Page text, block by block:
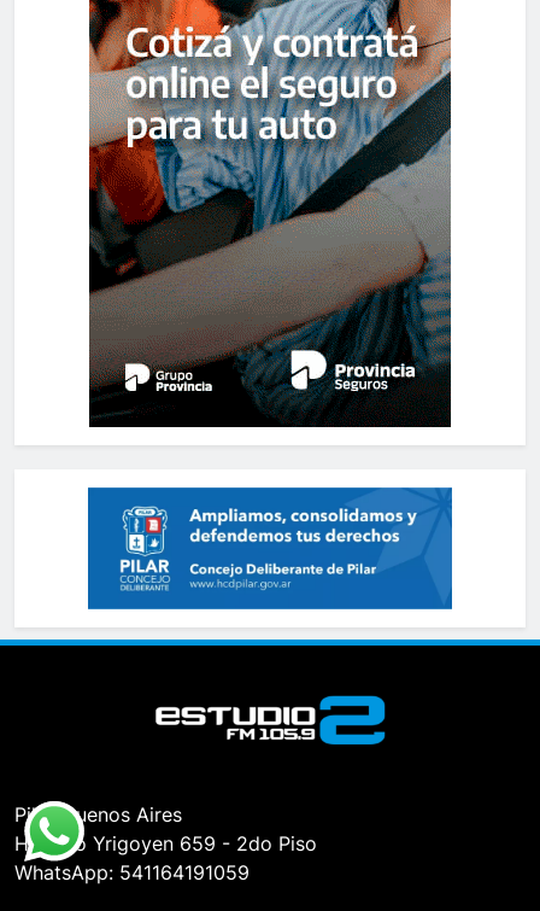
Pilar, Buenos Aires
Hipólito Yrigoyen 659 - 2do Piso
WhatsApp: 541164191059